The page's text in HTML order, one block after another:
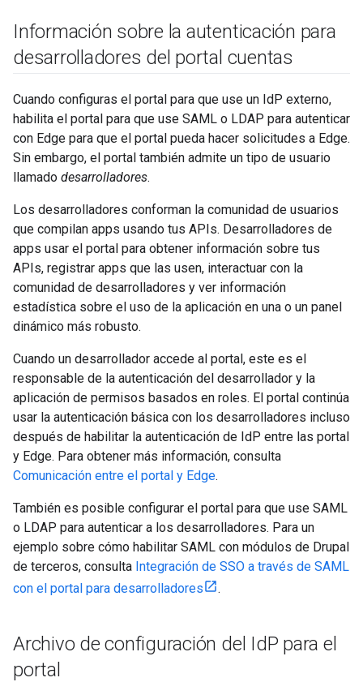
Información sobre la autenticación para
desarrolladores del portal cuentas
Cuando configuras el portal para que use un IdP externo,
habilita el portal para que use SAML o LDAP para autenticar
con Edge para que el portal pueda hacer solicitudes a Edge.
Sin embargo, el portal también admite un tipo de usuario
llamado desarrolladores.
Los desarrolladores conforman la comunidad de usuarios
que compilan apps usando tus APIs. Desarrolladores de
apps usar el portal para obtener información sobre tus
APIs, registrar apps que las usen, interactuar con la
comunidad de desarrolladores y ver información
estadística sobre el uso de la aplicación en una o un panel
dinámico más robusto.
Cuando un desarrollador accede al portal, este es el
responsable de la autenticación del desarrollador y la
aplicación de permisos basados en roles. El portal continúa
usar la autenticación básica con los desarrolladores incluso
después de habilitar la autenticación de IdP entre las portal
y Edge. Para obtener más información, consulta
Comunicación entre el portal y Edge.
También es posible configurar el portal para que use SAML
o LDAP para autenticar a los desarrolladores. Para un
ejemplo sobre cómo habilitar SAML con módulos de Drupal
de terceros, consulta Integración de SSO a través de SAML
con el portal para desarrolladores
.
Archivo de configuración del IdP para el
portal